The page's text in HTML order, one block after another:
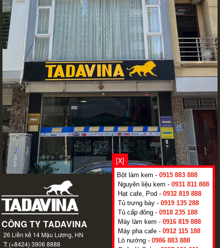
[X]
Bột làm kem - 0915 883 888
Nguyên liệu kem - 0931 811 888
Hạt cafe, Pod - 0932 819 888
Tủ trưng bày - 0919 135 288
Tủ cấp đông - 0918 235 188
Máy làm kem - 0916 819 888
Máy pha cafe - 0912 115 188
Lò nướng - 0986 883 888